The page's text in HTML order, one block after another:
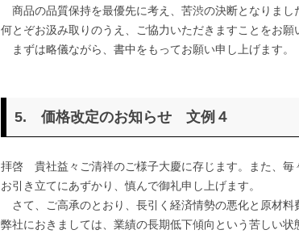
商品の品質保持を最優先に考え、苦渋の決断となりまし
何とぞお汲み取りのうえ、ご協力いただきますことをお願
まずは略儀ながら、書中をもってお願い申し上げます。
敬
5. 価格改定のお知らせ 文例４
拝啓 貴社益々ご清祥のご様子大慶に存じます。また、毎
お引き立てにあずかり、慎んで御礼申し上げます。
さて、ご高承のとおり、長引く経済情勢の悪化と原材料
弊社におきましては、業績の長期低下傾向という苦しい状